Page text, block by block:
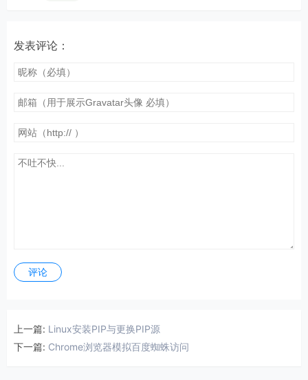
发表评论：
评论
上一篇: Linux安装PIP与更换PIP源
下一篇: Chrome浏览器模拟百度蜘蛛访问